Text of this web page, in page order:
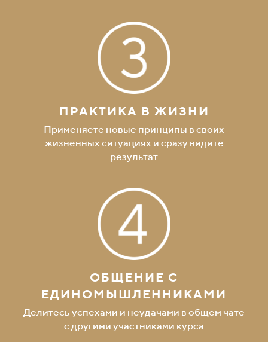
ПРАКТИКА В ЖИЗНИ
Применяете новые принципы в своих
жизненных ситуациях и сразу видите
результат
ОБЩЕНИЕ С
ЕДИНОМЫШЛЕННИКАМИ
Делитесь успехами и неудачами в общем чате
с другими участниками курса